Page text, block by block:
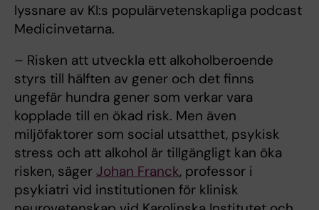
lyssnare av KI:s populärvetenskapliga podcast
Medicinvetarna.
– Risken att utveckla ett alkoholberoende
styrs till hälften av gener och det finns
ungefär hundra gener som verkar vara
kopplade till en ökad risk. Men även
miljöfaktorer som social utsatthet, psykisk
stress och att alkohol är tillgängligt kan öka
risken, säger Johan Franck, professor i
psykiatri vid institutionen för klinisk